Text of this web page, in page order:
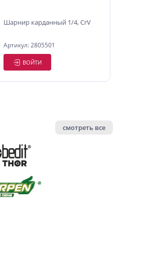
Шарнир карданный 1/4, CrV
Артикул: 2805501
ВОЙТИ
смотреть все